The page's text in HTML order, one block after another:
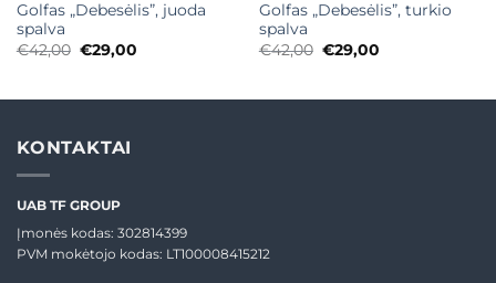
Golfas „Debesėlis”, juoda
spalva
€42,00 Original
price
€29,00Current
Golfas „Debesėlis”, turkio
spalva
€42,00 Original
price
€29,00Current
KONTAKTAI
UAB TF GROUP
Įmonės kodas: 302814399
PVM mokėtojo kodas: LT100008415212